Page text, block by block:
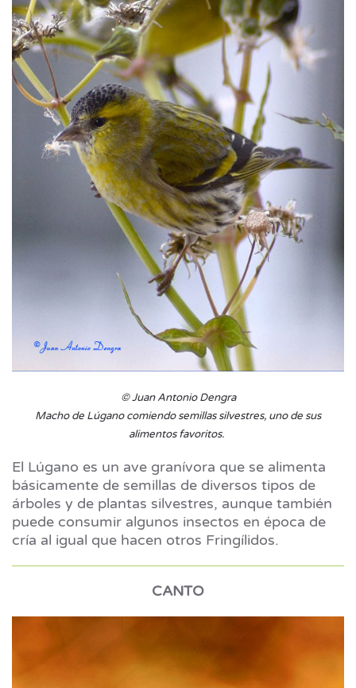
© Juan Antonio Dengra
Macho de Lúgano comiendo semillas silvestres, uno de sus
alimentos favoritos.
El Lúgano es un ave granívora que se alimenta
básicamente de semillas de diversos tipos de
árboles y de plantas silvestres, aunque también
puede consumir algunos insectos en época de
cría al igual que hacen otros Fringílidos.
CANTO